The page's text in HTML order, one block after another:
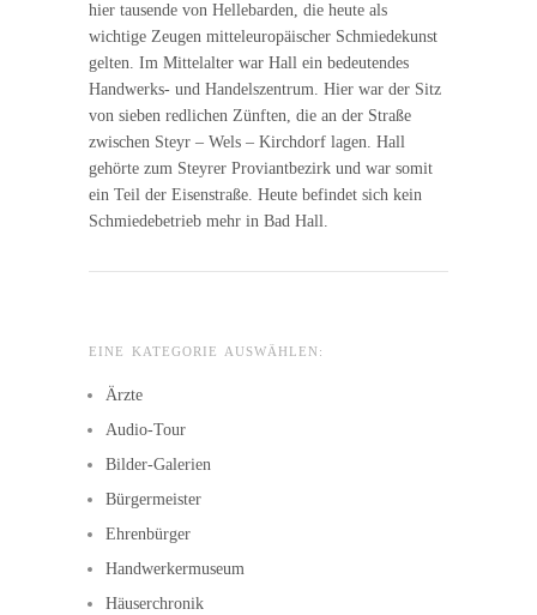
hier tausende von Hellebarden, die heute als
wichtige Zeugen mitteleuropäischer Schmiedekunst
gelten. Im Mittelalter war Hall ein bedeutendes
Handwerks- und Handelszentrum. Hier war der Sitz
von sieben redlichen Zünften, die an der Straße
zwischen Steyr – Wels – Kirchdorf lagen. Hall
gehörte zum Steyrer Proviantbezirk und war somit
ein Teil der Eisenstraße. Heute befindet sich kein
Schmiedebetrieb mehr in Bad Hall.
EINE KATEGORIE AUSWÄHLEN:
Ärzte
Audio-Tour
Bilder-Galerien
Bürgermeister
Ehrenbürger
Handwerkermuseum
Häuserchronik